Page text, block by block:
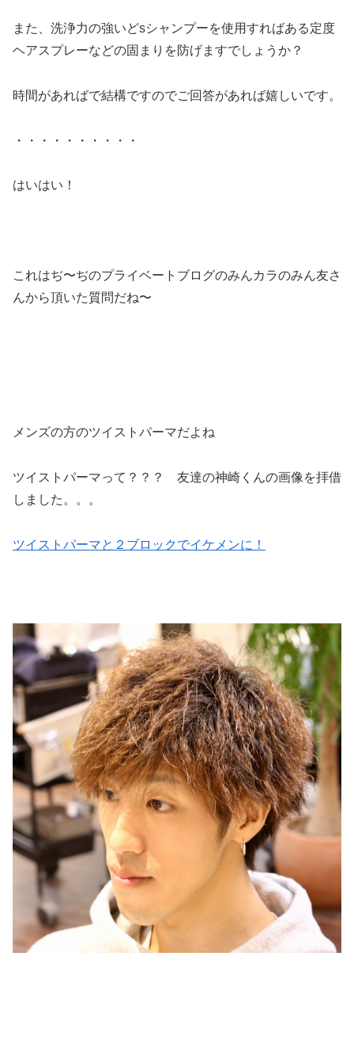
また、洗浄力の強いどsシャンプーを使用すればある定度
ヘアスプレーなどの固まりを防げますでしょうか？
時間があればで結構ですのでご回答があれば嬉しいです。
・・・・・・・・・・
はいはい！
これはぢ〜ぢのプライベートブログのみんカラのみん友さ
んから頂いた質問だね〜
メンズの方のツイストパーマだよね
ツイストパーマって？？？ 友達の神崎くんの画像を拝借
しました。。。
ツイストパーマと２ブロックでイケメンに！